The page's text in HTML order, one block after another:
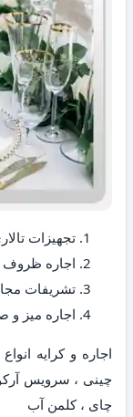
تجهیزات
اجاره ظروف
تشریفات
اجاره میز و
اجاره و کرایه
چینی ، سرویس
چای ، کلمن آب